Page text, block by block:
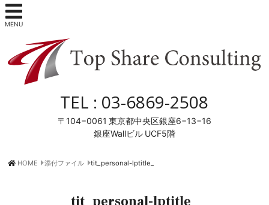
MENU
〒104−0061 東京都中央区銀座6−13−16
銀座Wallビル UCF5階
TEL : 03-6869-2508
HOME 添付ファイル tit_personal-lptitle_
tit_personal-lptitle_